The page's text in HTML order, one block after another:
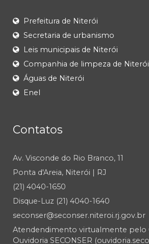
Prefeitura de Niterói
Secretaria de urbanismo
Leis municipais de Niterói
Companhia de limpeza de Niterói
Águas de Niterói
Enel
Contatos
Av. Visconde do Rio Branco, 11
Ponta d'Areia, Niterói | RJ
(21) 4040-1650
Disque-Luz (21) 4040-1640
seconser@seconser.niteroi.rj.gov.br
Atendendimento virtualmente pelo
Ouvidoria SECONSER